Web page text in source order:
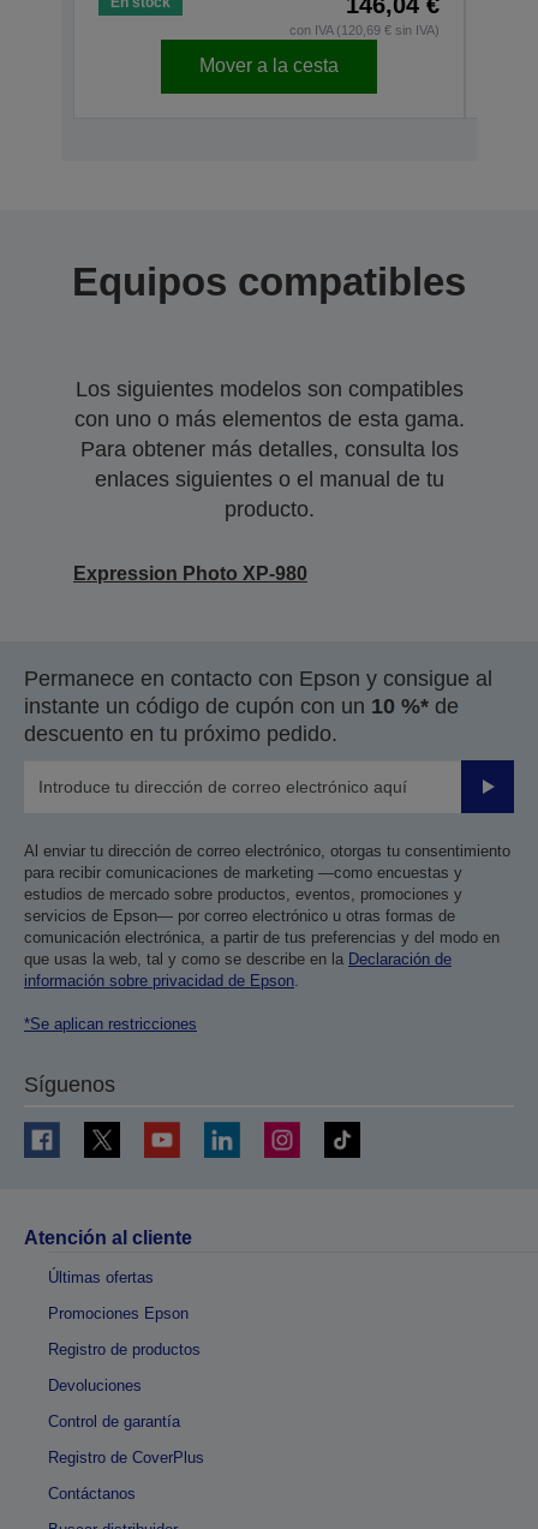
con IVA (120,69 € sin IVA)
Mover a la cesta
Equipos compatibles
Los siguientes modelos son compatibles
con uno o más elementos de esta gama.
Para obtener más detalles, consulta los
enlaces siguientes o el manual de tu
producto.
Expression Photo XP-980
Permanece en contacto con Epson y consigue al
instante un código de cupón con un 10 %* de
descuento en tu próximo pedido.
Enviar
Al enviar tu dirección de correo electrónico, otorgas tu consentimiento
para recibir comunicaciones de marketing —como encuestas y
estudios de mercado sobre productos, eventos, promociones y
servicios de Epson— por correo electrónico u otras formas de
comunicación electrónica, a partir de tus preferencias y del modo en
que usas la web, tal y como se describe en la Declaración de
información sobre privacidad de Epson
*Se aplican restricciones
Síguenos
Atención al cliente
Últimas ofertas
Promociones Epson
Registro de productos
Devoluciones
Control de garantía
Registro de CoverPlus
Contáctanos